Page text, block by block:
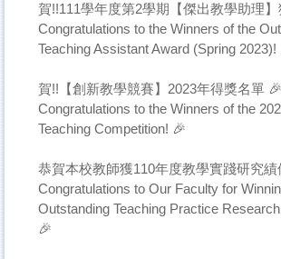
賀!!111學年度第2學期【傑出教學助理
Congratulations to the Winners of the
Teaching Assistant Award (Spring 2023)!
賀!!【創新教學競賽】2023年得獎名單 🎉
Congratulations to the Winners of the
Teaching Competition! 🎉
恭賀本校教師獲110年度教學實踐研究績
Congratulations to Our Faculty for
Outstanding Teaching Practice
🎉